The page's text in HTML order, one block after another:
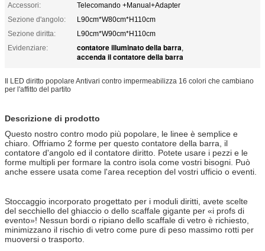
Accessori:
Telecomando +Manual+Adapter
Sezione d'angolo:
L90cm*W80cm*H110cm
Sezione diritta:
L90cm*W90cm*H110cm
Evidenziare:
contatore illuminato della barra,
accenda il contatore della barra
Il LED diritto popolare Antivari contro impermeabilizza 16 colori che cambiano
per l'affitto del partito
Descrizione di prodotto
Questo nostro contro modo più popolare, le linee è semplice e
chiaro. Offriamo 2 forme per questo contatore della barra, il
contatore d'angolo ed il contatore diritto. Potete usare i pezzi e le
forme multipli per formare la contro isola come vostri bisogni. Può
anche essere usata come l'area reception del vostri ufficio o eventi.
Stoccaggio incorporato progettato per i moduli diritti, avete scelte
del secchiello del ghiaccio o dello scaffale gigante per «i profs di
evento»! Nessun bordi o ripiano dello scaffale di vetro è richiesto,
minimizzano il rischio di vetro come pure di peso massimo rotti per
muoversi o trasporto.